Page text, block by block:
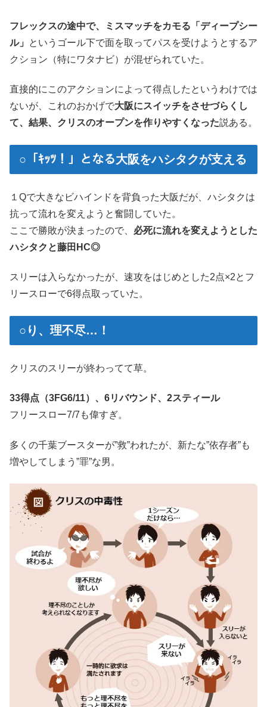
フレックスの途中で、ミスマッチをカモる「ディープシー
ル」
というゴール下で面を取ってパスを受けようとするア
クション（特にワタナビ）が混ぜられていた。
直接的にこのアクションによって得点したというわけでは
ないが、これのおかげで大阪にスイッチをさせづらくし
て、結果、クリスのオープンを作りやすくなった説ある。
○「ｷｯﾂ！」となる大阪をハシタクが支える
１Qで大きなビハインドを背負った大阪だが、ハシタクは
抗って流れを変えようと奮闘していた。
ここで勝敗が決まったので、 必死に流れを変えようとした
ハシタクと藤田HC◎
スリーは入らなかったが、速攻をはじめとした2点×2とフ
リースローで6得点取っていた。
○り、理不尽…！
クリスのスリーが終わってて草。
33得点（3FG6/11）、6リバウンド、2スティール
フリースロー7/7も偉すぎ。
多くの千葉ブースターが”救”われたが、新たな”依存者”も
増やしてしまう”罪”な男。